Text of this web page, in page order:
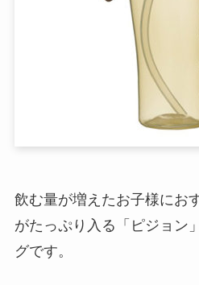
飲む量が増えたお子様にお
がたっぷり入る「ピジョン
グです。